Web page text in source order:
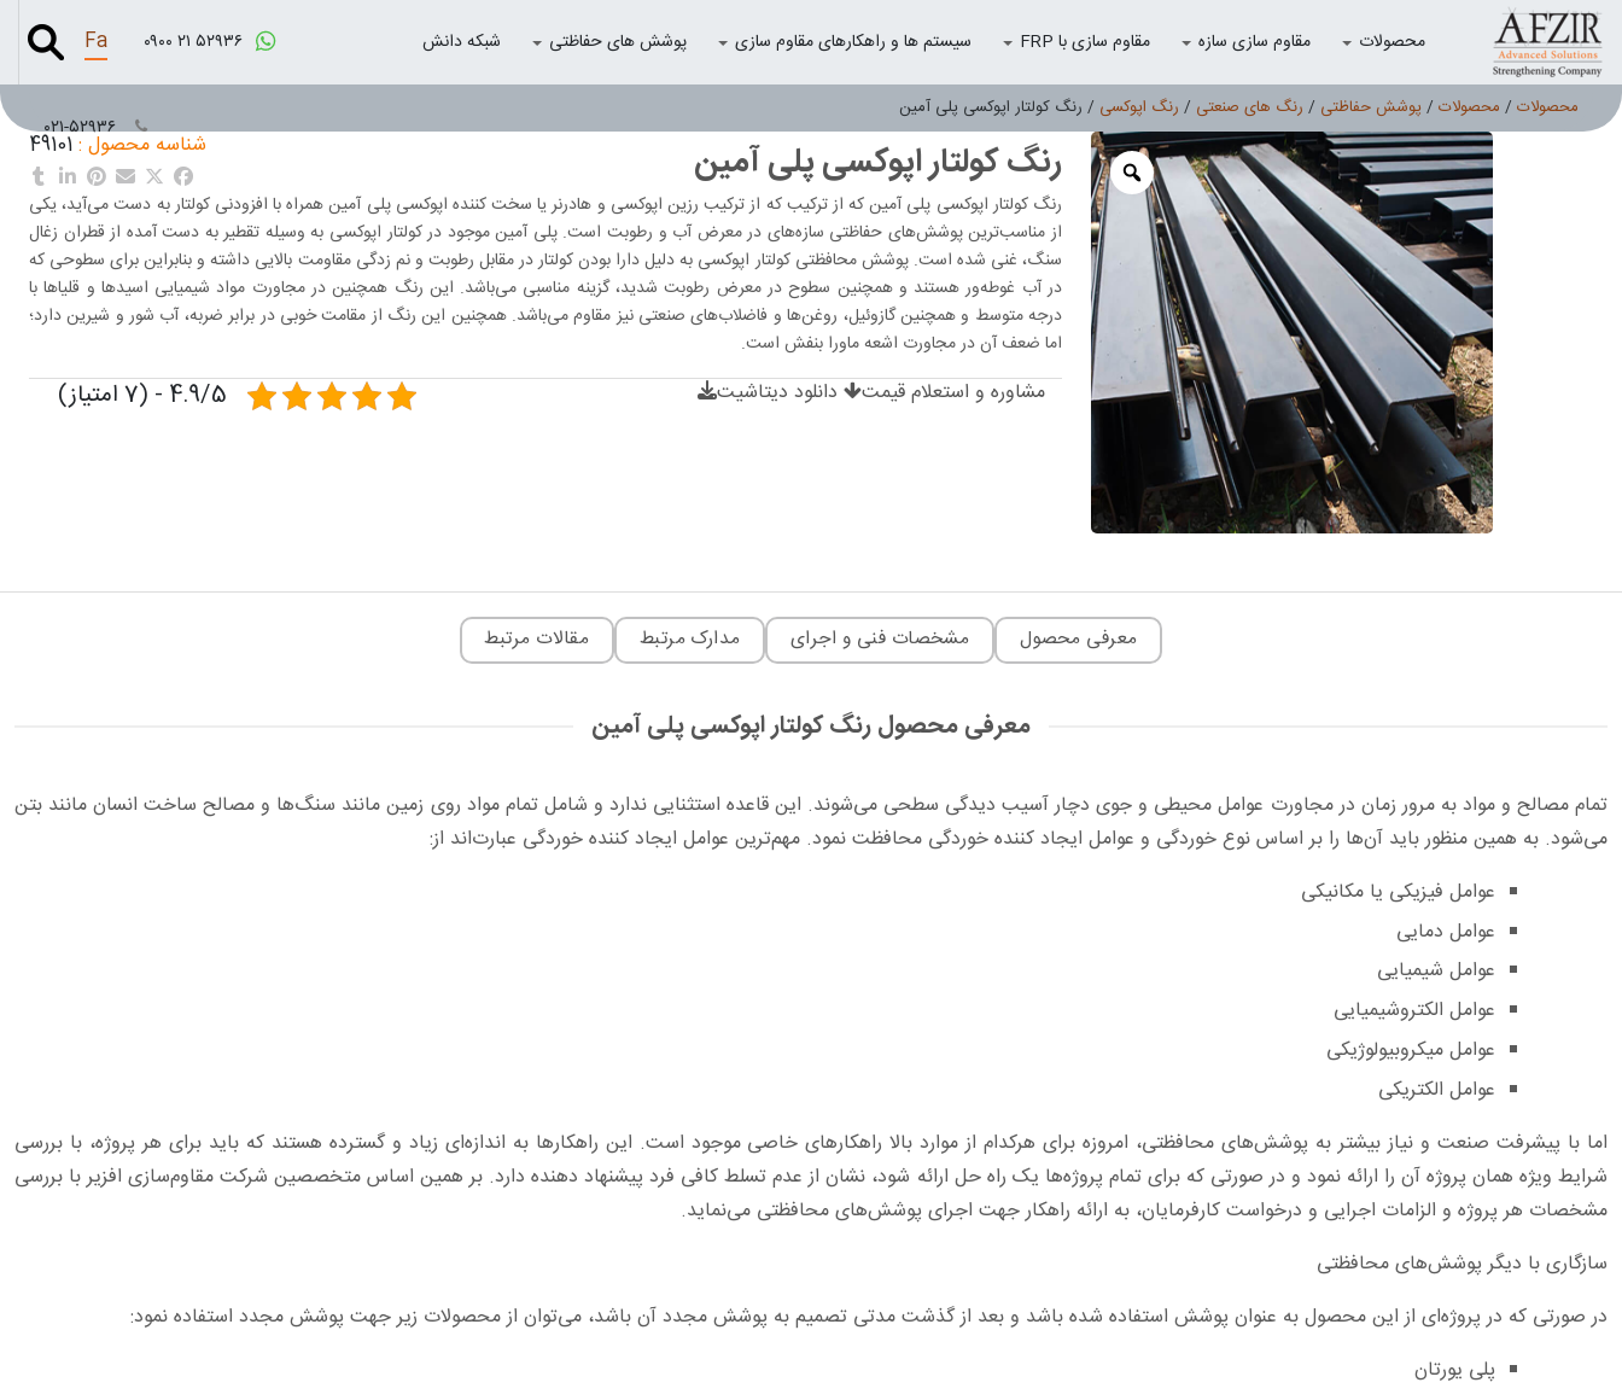
Fa محصولات مقاوم سازی سازه مقاوم سازی با FRP سیستم ها و راهکارهای مقاوم سازی پوشش های حفاظتی شبکه دانش ۰۹۰۰ ۲۱ ۵۲۹۳۶
۰۲۱-۵۲۹۳۶
محصولات / محصولات / پوشش حفاظتی / رنگ های صنعتی / رنگ اپوکسی / رنگ کولتار اپوکسی پلی آمین
رنگ کولتار اپوکسی پلی آمین شناسه محصول :49101
رنگ کولتار اپوکسی پلی آمین که از ترکیب که از ترکیب رزین اپوکسی و هادرنر یا سخت کننده اپوکسی پلی آمین همراه با افزودنی کولتار به دست می‌آید، یکی
از مناسب‌ترین پوشش‌های حفاظتی ساز‌ه‌های در معرض آب و رطوبت است. پلی آمین موجود در کولتار اپوکسی به وسیله تقطیر به دست آمده از قطران زغال
سنگ، غنی شده است. پوشش محافظتی کولتار اپوکسی به دلیل دارا بودن کولتار در مقابل رطوبت و نم زدگی مقاومت بالایی داشته و بنابراین برای سطوحی که
در آب غوطه‌ور هستند و همچنین سطوح در معرض رطوبت شدید، گزینه مناسبی می‌باشد. این رنگ همچنین در مجاورت مواد شیمیایی اسیدها و قلیاها با
درجه متوسط و همچنین گازوئیل، روغن‌ها و فاضلاب‌های صنعتی نیز مقاوم می‌باشد. همچنین این رنگ از مقامت خوبی در برابر ضربه، آب شور و شیرین دارد؛
اما ضعف آن در مجاورت اشعه ماورا بنفش است.
مشاوره و استعلام قیمت دانلود دیتاشیت 4.9/5 - (7 امتیاز)
معرفی محصول مشخصات فنی و اجرای مدارک مرتبط مقالات مرتبط
معرفی محصول رنگ کولتار اپوکسی پلی آمین
تمام مصالح و مواد به مرور زمان در مجاورت عوامل محیطی و جوی دچار آسیب دیدگی سطحی می‌شوند. این قاعده استثنایی ندارد و شامل تمام مواد روی زمین مانند سنگ‌ها و مصالح ساخت انسان مانند بتن
می‌شود. به همین منظور باید آن‌ها را بر اساس نوع خوردگی و عوامل ایجاد کننده خوردگی محافظت نمود. مهم‌ترین عوامل ایجاد کننده خوردگی عبارت‌اند از:
عوامل فیزیکی یا مکانیکی
عوامل دمایی
عوامل شیمیایی
عوامل الکتروشیمیایی
عوامل میکروبیولوژیکی
عوامل الکتریکی
اما با پیشرفت صنعت و نیاز بیشتر به پوشش‌های محافظتی، امروزه برای هرکدام از موارد بالا راهکارهای خاصی موجود است. این راهکارها به اندازه‌ای زیاد و گسترده هستند که باید برای هر پروژه، با بررسی
شرایط ویژه همان پروژه آن را ارائه نمود و در صورتی که برای تمام پروژه‌ها یک راه حل ارائه شود، نشان از عدم تسلط کافی فرد پیشنهاد دهنده دارد. بر همین اساس متخصصین شرکت مقاوم‌سازی افزیر با بررسی
مشخصات هر پروژه و الزامات اجرایی و درخواست کارفرمایان، به ارائه راهکار جهت اجرای پوشش‌های محافظتی می‌نماید.
سازگاری با دیگر پوشش‌های محافظتی
در صورتی که در پروژه‌ای از این محصول به عنوان پوشش استفاده شده باشد و بعد از گذشت مدتی تصمیم به پوشش مجدد آن باشد، می‌توان از محصولات زیر جهت پوشش مجدد استفاده نمود:
پلی یورتان